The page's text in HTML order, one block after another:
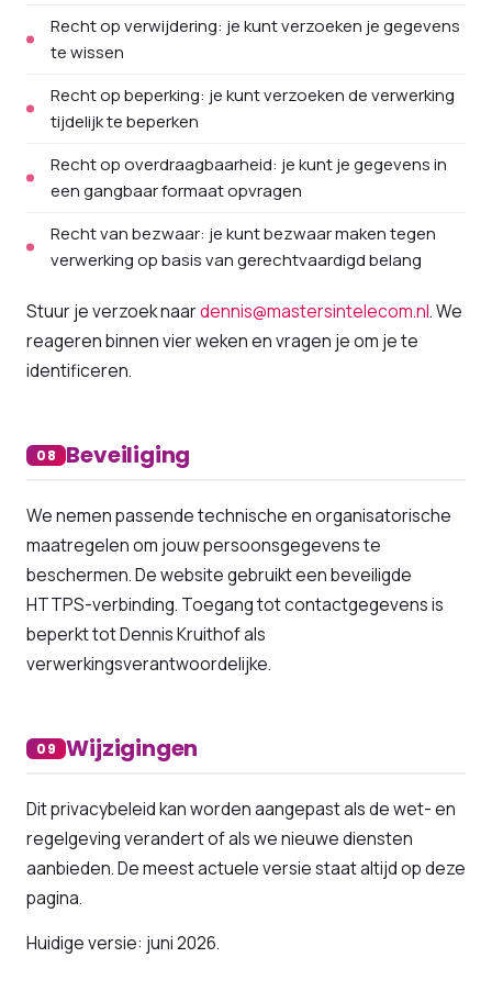
Recht op verwijdering: je kunt verzoeken je gegevens
te wissen
Recht op beperking: je kunt verzoeken de verwerking
tijdelijk te beperken
Recht op overdraagbaarheid: je kunt je gegevens in
een gangbaar formaat opvragen
Recht van bezwaar: je kunt bezwaar maken tegen
verwerking op basis van gerechtvaardigd belang
Stuur je verzoek naardennis@mastersintelecom.nl. We
reageren binnen vier weken en vragen je om je te
identificeren.
08 Beveiliging
We nemen passende technische en organisatorische
maatregelen om jouw persoonsgegevens te
beschermen. De website gebruikt een beveiligde
HTTPS-verbinding. Toegang tot contactgegevens is
beperkt tot Dennis Kruithof als
verwerkingsverantwoordelijke.
09 Wijzigingen
Dit privacybeleid kan worden aangepast als de wet- en
regelgeving verandert of als we nieuwe diensten
aanbieden. De meest actuele versie staat altijd op deze
pagina.
Huidige versie: juni 2026.